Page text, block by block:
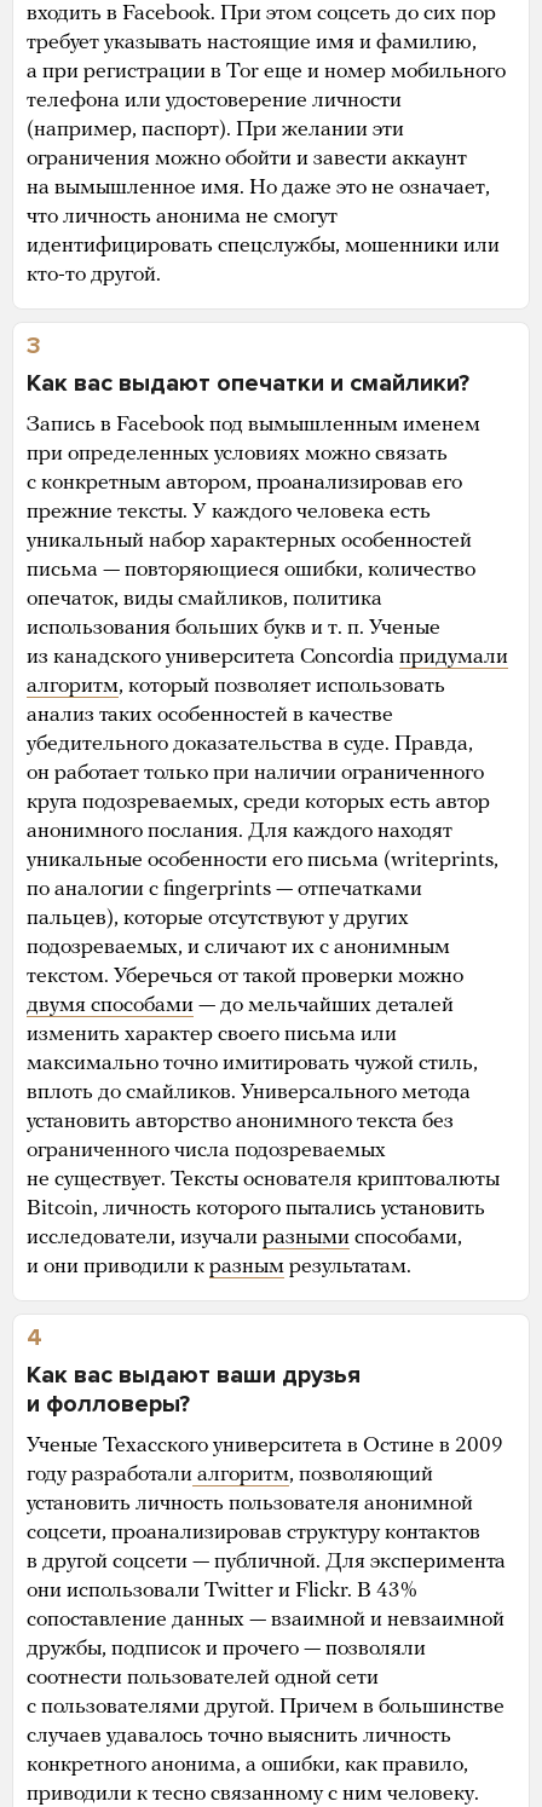
входить в Facebook. При этом соцсеть до сих пор
требует указывать настоящие имя и фамилию,
а при регистрации в Tor еще и номер мобильного
телефона или удостоверение личности
(например, паспорт). При желании эти
ограничения можно обойти и завести аккаунт
на вымышленное имя. Но даже это не означает,
что личность анонима не смогут
идентифицировать спецслужбы, мошенники или
кто-то другой.
3
Как вас выдают опечатки и смайлики?
Запись в Facebook под вымышленным именем
при определенных условиях можно связать
с конкретным автором, проанализировав его
прежние тексты. У каждого человека есть
уникальный набор характерных особенностей
письма — повторяющиеся ошибки, количество
опечаток, виды смайликов, политика
использования больших букв и т. п. Ученые
из канадского университета Concordia придумали
алгоритм, который позволяет использовать
анализ таких особенностей в качестве
убедительного доказательства в суде. Правда,
он работает только при наличии ограниченного
круга подозреваемых, среди которых есть автор
анонимного послания. Для каждого находят
уникальные особенности его письма (writеprints,
по аналогии с fingerprints — отпечатками
пальцев), которые отсутствуют у других
подозреваемых, и сличают их с анонимным
текстом. Уберечься от такой проверки можно
двумя способами — до мельчайших деталей
изменить характер своего письма или
максимально точно имитировать чужой стиль,
вплоть до смайликов. Универсального метода
установить авторство анонимного текста без
ограниченного числа подозреваемых
не существует. Тексты основателя криптовалюты
Bitcoin, личность которого пытались установить
исследователи, изучали разными способами,
и они приводили к разным результатам.
4
Как вас выдают ваши друзья
и фолловеры?
Ученые Техасского университета в Остине в 2009
году разработали алгоритм, позволяющий
установить личность пользователя анонимной
соцсети, проанализировав структуру контактов
в другой соцсети — публичной. Для эксперимента
они использовали Twitter и Flickr. В 43%
сопоставление данных — взаимной и невзаимной
дружбы, подписок и прочего — позволяли
соотнести пользователей одной сети
с пользователями другой. Причем в большинстве
случаев удавалось точно выяснить личность
конкретного анонима, а ошибки, как правило,
приводили к тесно связанному с ним человеку.